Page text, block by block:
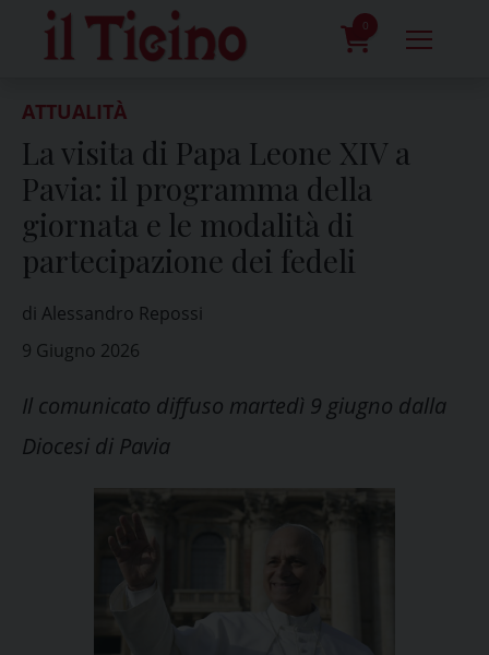
content
0
ATTUALITÀ
La visita di Papa Leone XIV a
Pavia: il programma della
giornata e le modalità di
partecipazione dei fedeli
di Alessandro Repossi
9 Giugno 2026
Il comunicato diffuso martedì 9 giugno dalla
Diocesi di Pavia